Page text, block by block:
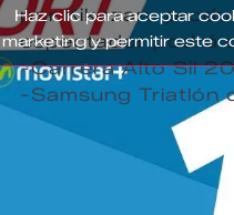
por Kikazaru
espectador podrá
-Carrera Alto Sil
-Samsung Triatlón
Haz clic para aceptar
marketing y permitir este